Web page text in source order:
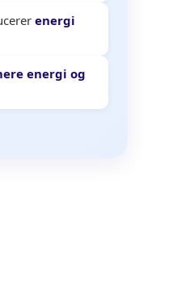
energi
energi og